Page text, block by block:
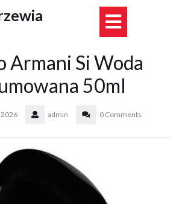
Armani Si Woda
50ml
admin 0 Comments